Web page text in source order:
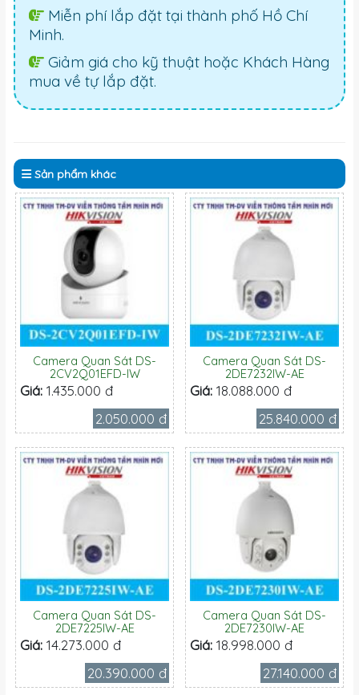
Miễn phí lắp đặt tại thành phố Hồ Chí
Minh.
Giảm giá cho kỹ thuật hoặc Khách Hàng
mua về tự lắp đặt.
Sản phẩm khác
Camera Quan Sát DS-
2CV2Q01EFD-IW
Giá: 1.435.000 đ
2.050.000 đ
Camera Quan Sát DS-
2DE7232IW-AE
Giá: 18.088.000 đ
25.840.000 đ
Camera Quan Sát DS-
2DE7225IW-AE
Giá: 14.273.000 đ
20.390.000 đ
Camera Quan Sát DS-
2DE7230IW-AE
Giá: 18.998.000 đ
27.140.000 đ